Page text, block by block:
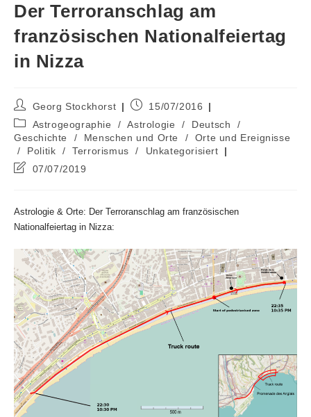
Der Terroranschlag am
französischen Nationalfeiertag
in Nizza
Beitrags-
Autor:
Georg Stockhorst
Beitrag15/07/2016
Beitrags-
Kategorie:
Astrogeographie / Astrologie / Deutsch
/
Geschichte
/ Menschen und Orte /
Orte und Ereignisse
/
Politik / Terrorismus /
Unkategorisiert
Beitrag
am:
07/07/2019
Astrologie & Orte: Der Terroranschlag am französischen
Nationalfeiertag in Nizza: